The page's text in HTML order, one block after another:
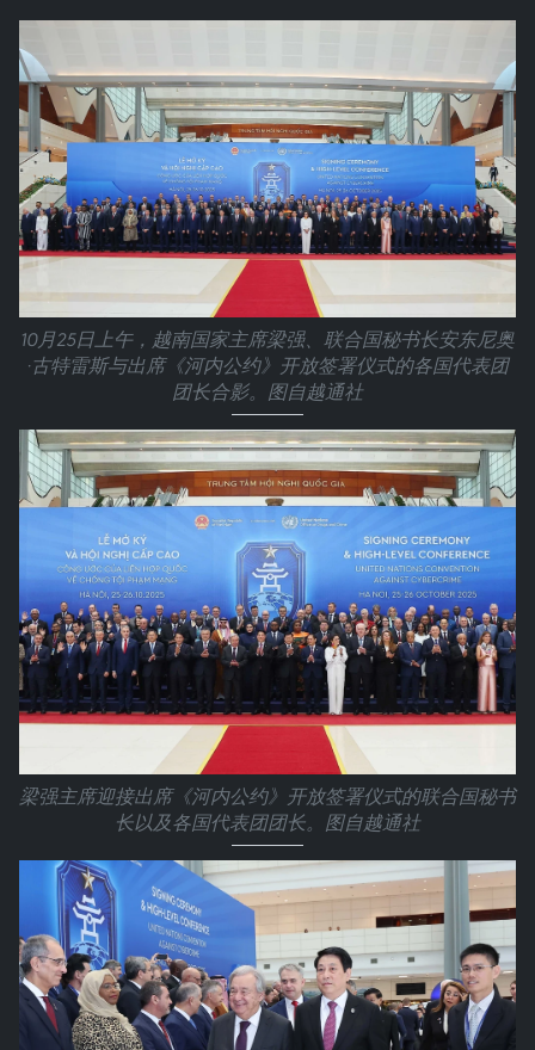
10月25日上午，越南国家主席梁强、联合国秘书长安东尼奥
·古特雷斯与出席《河内公约》开放签署仪式的各国代表团
团长合影。图自越通社
梁强主席迎接出席《河内公约》开放签署仪式的联合国秘书
长以及各国代表团团长。图自越通社